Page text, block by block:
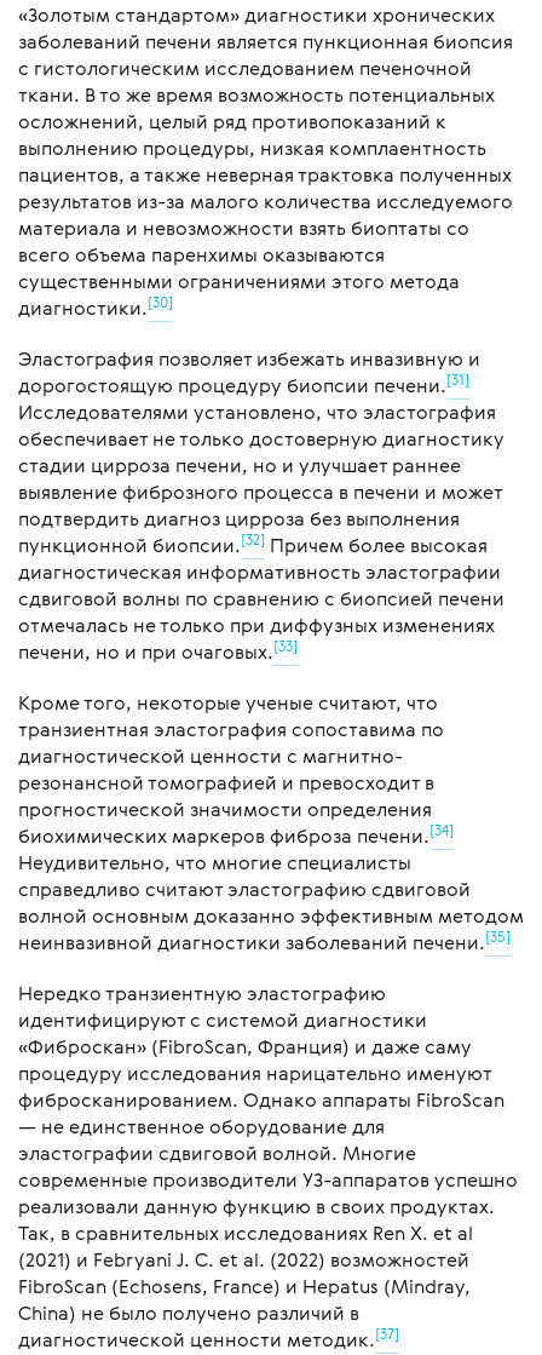
«Золотым стандартом» диагностики хронических
заболеваний печени является пункционная биопсия
с гистологическим исследованием печеночной
ткани. В то же время возможность потенциальных
осложнений, целый ряд противопоказаний к
выполнению процедуры, низкая комплаентность
пациентов, а также неверная трактовка полученных
результатов из-за малого количества исследуемого
материала и невозможности взять биоптаты со
всего объема паренхимы оказываются
существенными ограничениями этого метода
диагностики.[30]
Эластография позволяет избежать инвазивную и
дорогостоящую процедуру биопсии печени.[31]
Исследователями установлено, что эластография
обеспечивает не только достоверную диагностику
стадии цирроза печени, но и улучшает раннее
выявление фиброзного процесса в печени и может
подтвердить диагноз цирроза без выполнения
пункционной биопсии.[32] Причем более высокая
диагностическая информативность эластографии
сдвиговой волны по сравнению с биопсией печени
отмечалась не только при диффузных изменениях
печени, но и при очаговых.[33]
Кроме того, некоторые ученые считают, что
транзиентная эластография сопоставима по
диагностической ценности с магнитно-
резонансной томографией и превосходит в
прогностической значимости определения
биохимических маркеров фиброза печени.[34]
Неудивительно, что многие специалисты
справедливо считают эластографию сдвиговой
волной основным доказанно эффективным методом
неинвазивной диагностики заболеваний печени.[35]
Нередко транзиентную эластографию
идентифицируют с системой диагностики
«Фиброскан» (FibroScan, Франция) и даже саму
процедуру исследования нарицательно именуют
фибросканированием. Однако аппараты FibroScan
— не единственное оборудование для
эластографии сдвиговой волной. Многие
современные производители УЗ-аппаратов успешно
реализовали данную функцию в своих продуктах.
Так, в сравнительных исследованиях Ren X. et al
(2021) и Febryani J. C. et al. (2022) возможностей
FibroScan (Echosens, France) и Hepatus (Mindray,
China) не было получено различий в
диагностической ценности методик.[37]